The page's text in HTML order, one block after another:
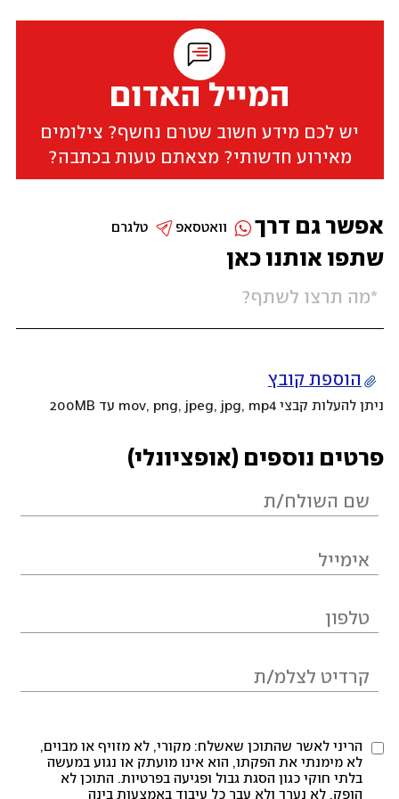
המייל האדום
יש לכם מידע חשוב שטרם נחשף? צילומים
מאירוע חדשותי? מצאתם טעות בכתבה?
שתפו אותנו כאן
הוספת קובץ
ניתן להעלות קבצי mov, png, jpeg, jpg, mp4 עד 200MB
פרטים נוספים (אופציונלי)
הריני לאשר שהתוכן שאשלח: מקורי, לא מזויף או מבוים,
לא מימנתי את הפקתו, הוא אינו מועתק או נגוע במעשה
בלתי חוקי כגון הסגת גבול ופגיעה בפרטיות. התוכן לא
הופק, לא נערך ולא עבר כל עיבוד באמצעות בינה
אפשר גם דרך טלגרם וואטסאפ